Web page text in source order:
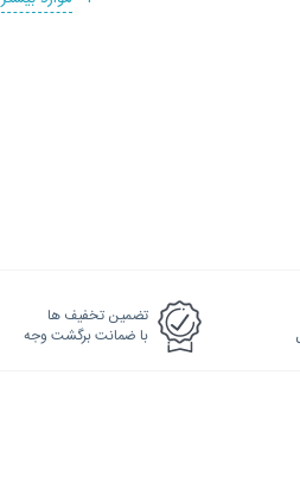
تضمین تخفیف ها
با ضمانت برگشت وجه